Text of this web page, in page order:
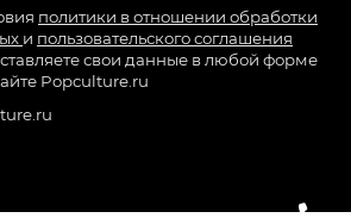
политики в отношении обработки
и пользовательского соглашения
свои данные в любой форме
Popculture.ru